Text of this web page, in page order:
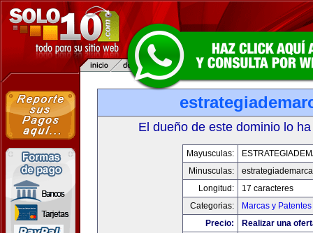
El dueño de este dominio lo
Mayusculas:
Minusculas:
Longitud:
17 caracteres
Categorias:
Marcas y Patentes
Precio:
Realizar una